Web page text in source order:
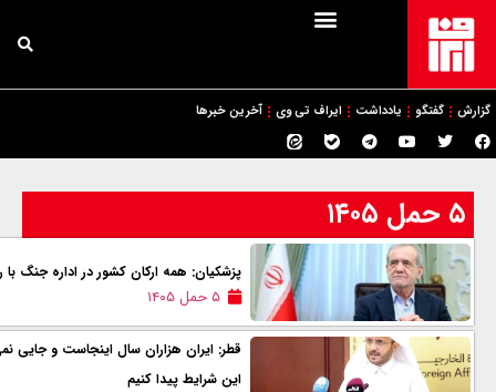
گزارش گفتگو یادداشت ایراف تی وی آخرین خبرها
۵ حمل ۱۴۰۵
پزشکیان: همه ارکان کشور در اداره جنگ با
۵ حمل ۱۴۰۵
قطر: ایران هزاران سال اینجاست و جایی
این شرایط پیدا کنیم